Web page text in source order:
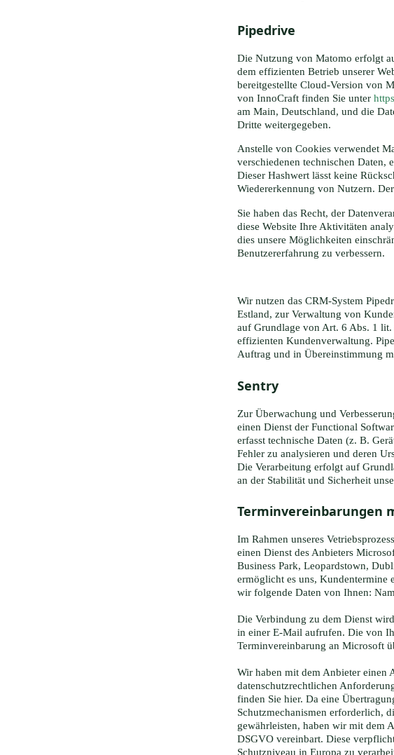
Pipedrive
Die Nutzung von Matomo erfolgt
dem effizienten Betrieb unserer
bereitgestellte Cloud-Version von
von InnoCraft finden Sie unter
am Main, Deutschland, und die
Dritte weitergegeben.
Anstelle von Cookies verwendet
verschiedenen technischen Daten,
Dieser Hashwert lässt keine
Wiedererkennung von Nutzern.
Sie haben das Recht, der
diese Website Ihre Aktivitäten
dies unsere Möglichkeiten
Benutzererfahrung zu verbessern.
Wir nutzen das CRM-System
Estland, zur Verwaltung von
auf Grundlage von Art. 6 Abs. 1 lit.
effizienten Kundenverwaltung.
Auftrag und in Übereinstimmung
Sentry
Zur Überwachung und
einen Dienst der Functional
erfasst technische Daten (z. B.
Fehler zu analysieren und deren
Die Verarbeitung erfolgt auf
an der Stabilität und Sicherheit
Terminvereinbarungen
Im Rahmen unseres
einen Dienst des Anbieters
Business Park, Leopardstown,
ermöglicht es uns, Kundentermine
wir folgende Daten von Ihnen:
Die Verbindung zu dem Dienst
in einer E-Mail aufrufen. Die von
Terminvereinbarung an Microsoft
Wir haben mit dem Anbieter einen
datenschutzrechtlichen
finden Sie hier. Da eine
Schutzmechanismen erforderlich,
gewährleisten, haben wir mit dem
DSGVO vereinbart. Diese
Schutzniveau in Europa zu